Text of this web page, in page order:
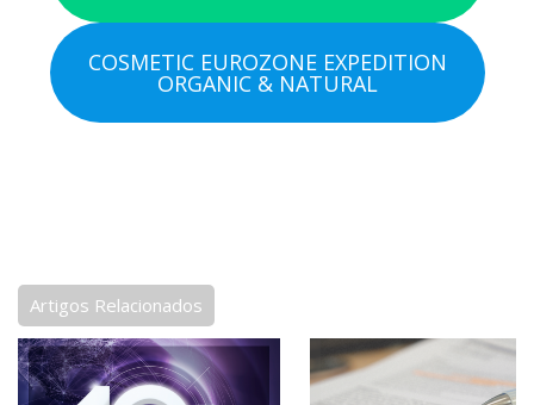
COSMETIC EUROZONE EXPEDITION
ORGANIC & NATURAL
Artigos Relacionados